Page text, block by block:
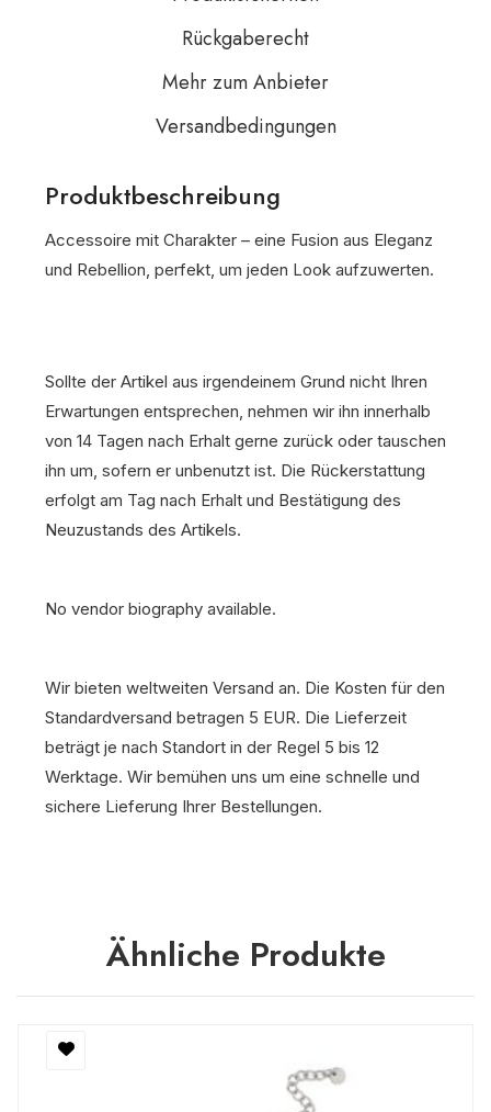
Rückgaberecht
Mehr zum Anbieter
Versandbedingungen
Produktbeschreibung
Accessoire mit Charakter – eine Fusion aus Eleganz
und Rebellion, perfekt, um jeden Look aufzuwerten.
Sollte der Artikel aus irgendeinem Grund nicht Ihren
Erwartungen entsprechen, nehmen wir ihn innerhalb
von 14 Tagen nach Erhalt gerne zurück oder tauschen
ihn um, sofern er unbenutzt ist. Die Rückerstattung
erfolgt am Tag nach Erhalt und Bestätigung des
Neuzustands des Artikels.
No vendor biography available.
Wir bieten weltweiten Versand an. Die Kosten für den
Standardversand betragen 5 EUR. Die Lieferzeit
beträgt je nach Standort in der Regel 5 bis 12
Werktage. Wir bemühen uns um eine schnelle und
sichere Lieferung Ihrer Bestellungen.
Ähnliche Produkte